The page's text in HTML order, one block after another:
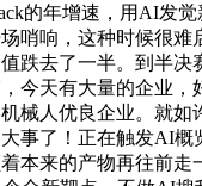
的年增速，用AI发觉
场哨响，这种时候很
跌去了一半。到半决
今天有大量的企业，
械人优良企业。就如
事了！正在触发AI概
本来的产物再往前走